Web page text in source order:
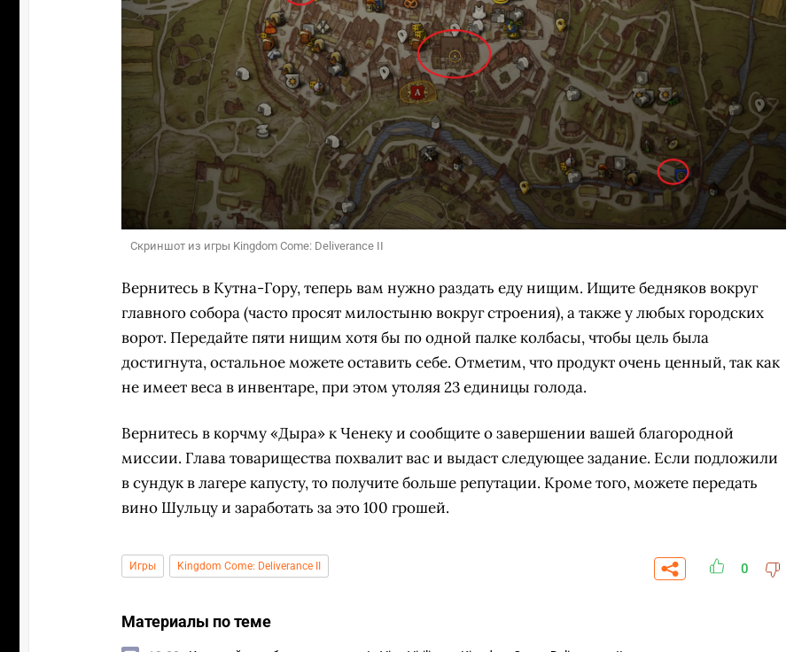
Скриншот из игры Kingdom Come: Deliverance II
Вернитесь в Кутна-Гору, теперь вам нужно раздать еду нищим. Ищите бедняков вокруг
главного собора (часто просят милостыню вокруг строения), а также у любых городских
ворот. Передайте пяти нищим хотя бы по одной палке колбасы, чтобы цель была
достигнута, остальное можете оставить себе. Отметим, что продукт очень ценный, так как
не имеет веса в инвентаре, при этом утоляя 23 единицы голода.
Вернитесь в корчму «Дыра» к Ченеку и сообщите о завершении вашей благородной
миссии. Глава товарищества похвалит вас и выдаст следующее задание. Если подложили
в сундук в лагере капусту, то получите больше репутации. Кроме того, можете передать
вино Шульцу и заработать за это 100 грошей.
Игры Kingdom Come: Deliverance II 0
Материалы по теме